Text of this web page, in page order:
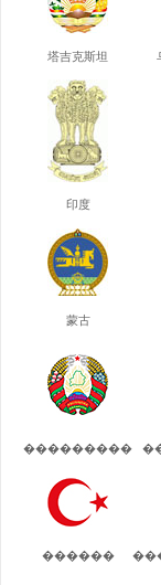
塔吉克斯坦
印度
蒙古
���������
������